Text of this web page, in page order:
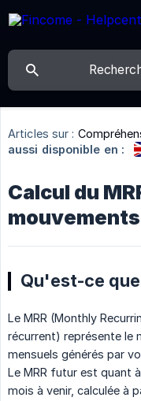
Articles sur :
aussi disponible en :
Calcul du
Qu'est-ce
Le MRR (Monthly
récurrent) représente le
mensuels générés par
Le MRR futur est quant
mois à venir, calculée à